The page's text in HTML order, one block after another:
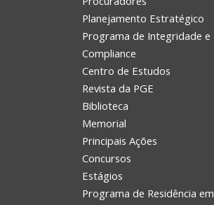
Planejamento Estratégico
Programa de Integridade e
Compliance
Centro de Estudos
Revista da PGE
Biblioteca
Memorial
Principais Ações
Concursos
Estágios
Programa de Residência em